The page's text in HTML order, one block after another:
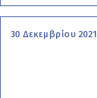
30 Δεκεμβρίου 2021